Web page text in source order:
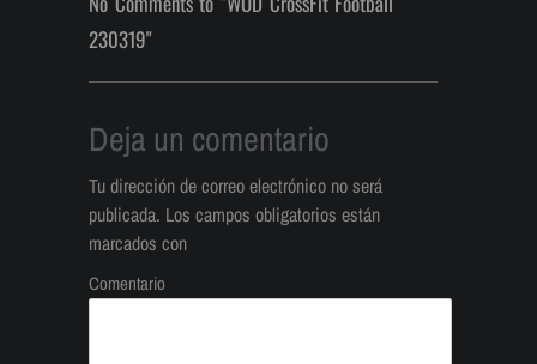
230319"
Deja un comentario
Tu dirección de correo electrónico no será
publicada. Los campos obligatorios están
marcados con
Comentario